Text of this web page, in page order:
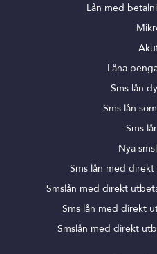
Lån med
Låna
Sms lån
Sms lån
Sms
Nya
Sms lån med
Smslån med direkt
Sms lån med direkt
Smslån med direkt